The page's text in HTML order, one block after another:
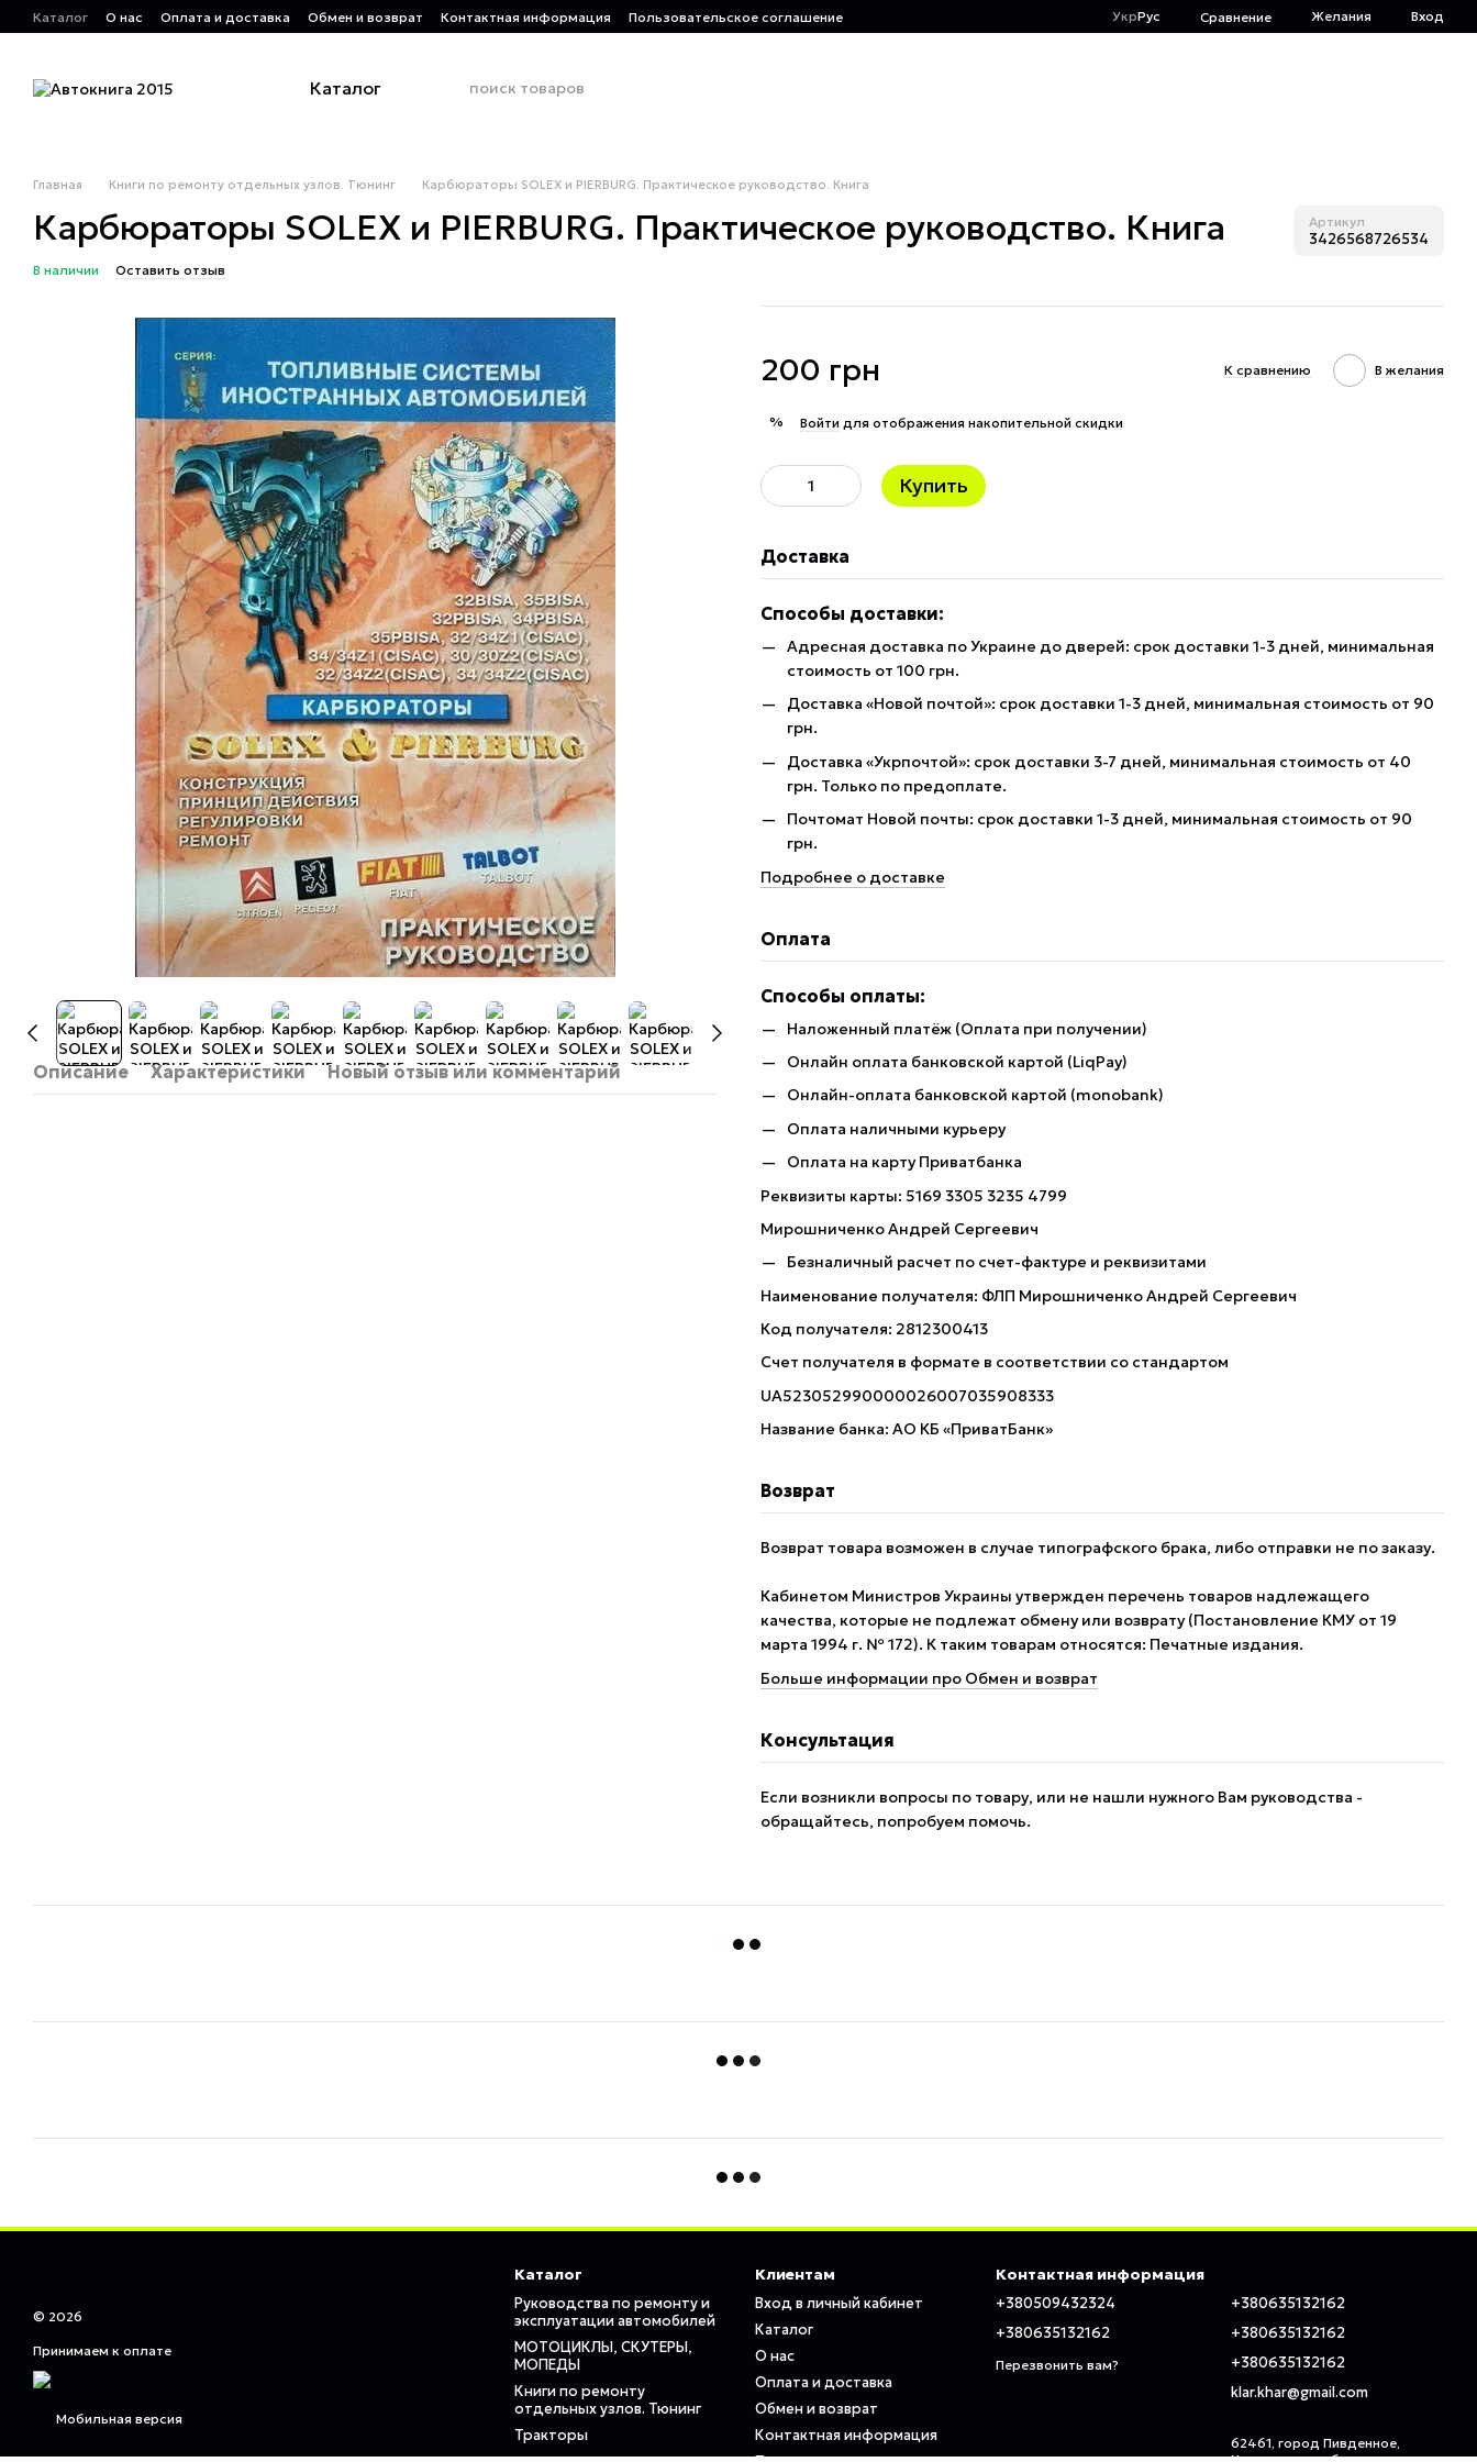
Перейти к основному контенту
Каталог О нас Оплата и доставка Обмен и возврат Контактная информация Пользовательское соглашение УкрРус Сравнение Желания Вход
Каталог
Главная Книги по ремонту отдельных узлов. Тюнинг Карбюраторы SOLEX и PIERBURG. Практическое руководство. Книга
Карбюраторы SOLEX и PIERBURG. Практическое руководство. Книга Артикул
3426568726534
В наличии Оставить отзыв
Описание Характеристики Новый отзыв или комментарий
200 грн К сравнению В желания
% Войти для отображения накопительной скидки
Купить
Доставка
Способы доставки:
Адресная доставка по Украине до дверей: срок доставки 1-3 дней, минимальная
стоимость от 100 грн.
Доставка «Новой почтой»: срок доставки 1-3 дней, минимальная стоимость от 90
грн.
Доставка «Укрпочтой»: срок доставки 3-7 дней, минимальная стоимость от 40
грн. Только по предоплате.
Почтомат Новой почты: срок доставки 1-3 дней, минимальная стоимость от 90
грн.
Подробнее о доставке
Оплата
Способы оплаты:
Наложенный платёж (Оплата при получении)
Онлайн оплата банковской картой (LiqPay)
Онлайн-оплата банковской картой (monobank)
Оплата наличными курьеру
Оплата на карту Приватбанка
Реквизиты карты: 5169 3305 3235 4799
Мирошниченко Андрей Сергеевич
Безналичный расчет по счет-фактуре и реквизитами
Наименование получателя: ФЛП Мирошниченко Андрей Сергеевич
Код получателя: 2812300413
Счет получателя в формате в соответствии со стандартом
UA523052990000026007035908333
Название банка: АО КБ «ПриватБанк»
Возврат
Возврат товара возможен в случае типографского брака, либо отправки не по заказу.
Кабинетом Министров Украины утвержден перечень товаров надлежащего
качества, которые не подлежат обмену или возврату (Постановление КМУ от 19
марта 1994 г. № 172). К таким товарам относятся: Печатные издания.
Больше информации про Обмен и возврат
Консультация
Если возникли вопросы по товару, или не нашли нужного Вам руководства -
обращайтесь, попробуем помочь.
© 2026
Принимаем к оплате
Мобильная версия
Каталог
Руководства по ремонту и
эксплуатации автомобилей
МОТОЦИКЛЫ, СКУТЕРЫ,
МОПЕДЫ
Книги по ремонту
отдельных узлов. Тюнинг
Тракторы
Клиентам
Вход в личный кабинет
Каталог
О нас
Оплата и доставка
Обмен и возврат
Контактная информация
Контактная информация
+380509432324
+380635132162
Перезвонить вам?
+380635132162
+380635132162
+380635132162
klar.khar@gmail.com
62461, город Пивденное,